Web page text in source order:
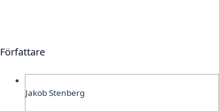
Författare
Jakob Stenberg